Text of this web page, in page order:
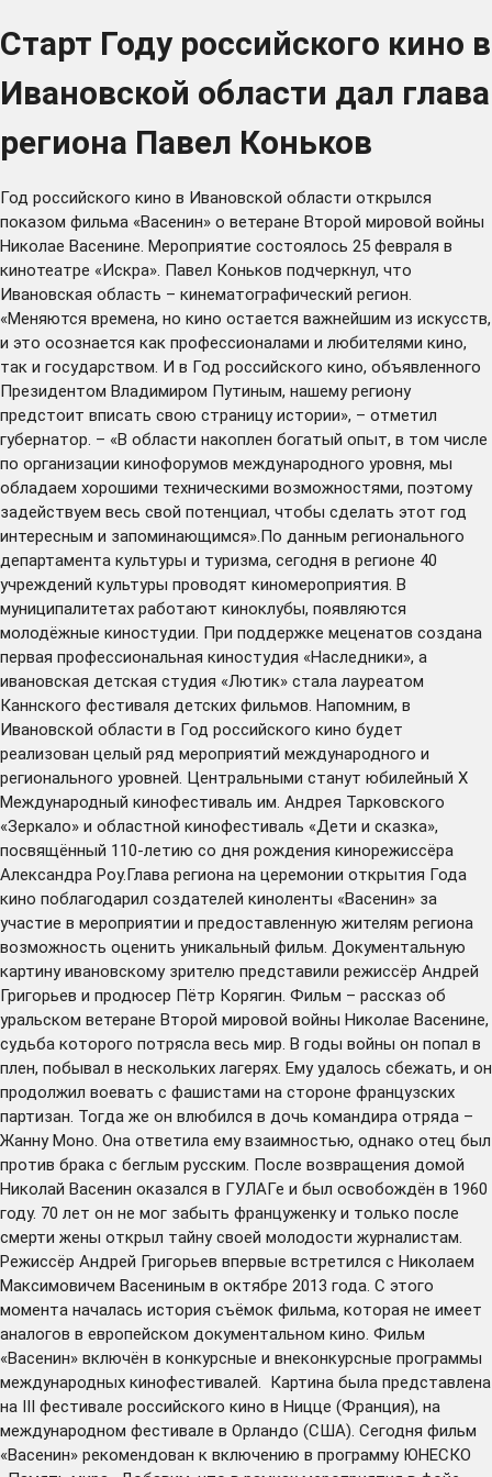
Старт Году российского кино в
Ивановской области дал глава
региона Павел Коньков
Год российского кино в Ивановской области открылся
показом фильма «Васенин» о ветеране Второй мировой войны
Николае Васенине. Мероприятие состоялось 25 февраля в
кинотеатре «Искра». Павел Коньков подчеркнул, что
Ивановская область – кинематографический регион.
«Меняются времена, но кино остается важнейшим из искусств,
и это осознается как профессионалами и любителями кино,
так и государством. И в Год российского кино, объявленного
Президентом Владимиром Путиным, нашему региону
предстоит вписать свою страницу истории», – отметил
губернатор. – «В области накоплен богатый опыт, в том числе
по организации кинофорумов международного уровня, мы
обладаем хорошими техническими возможностями, поэтому
задействуем весь свой потенциал, чтобы сделать этот год
интересным и запоминающимся».По данным регионального
департамента культуры и туризма, сегодня в регионе 40
учреждений культуры проводят киномероприятия. В
муниципалитетах работают киноклубы, появляются
молодёжные киностудии. При поддержке меценатов создана
первая профессиональная киностудия «Наследники», а
ивановская детская студия «Лютик» стала лауреатом
Каннского фестиваля детских фильмов. Напомним, в
Ивановской области в Год российского кино будет
реализован целый ряд мероприятий международного и
регионального уровней. Центральными станут юбилейный X
Международный кинофестиваль им. Андрея Тарковского
«Зеркало» и областной кинофестиваль «Дети и сказка»,
посвящённый 110-летию со дня рождения кинорежиссёра
Александра Роу.Глава региона на церемонии открытия Года
кино поблагодарил создателей киноленты «Васенин» за
участие в мероприятии и предоставленную жителям региона
возможность оценить уникальный фильм. Документальную
картину ивановскому зрителю представили режиссёр Андрей
Григорьев и продюсер Пётр Корягин. Фильм – рассказ об
уральском ветеране Второй мировой войны Николае Васенине,
судьба которого потрясла весь мир. В годы войны он попал в
плен, побывал в нескольких лагерях. Ему удалось сбежать, и он
продолжил воевать с фашистами на стороне французских
партизан. Тогда же он влюбился в дочь командира отряда –
Жанну Моно. Она ответила ему взаимностью, однако отец был
против брака с беглым русским. После возвращения домой
Николай Васенин оказался в ГУЛАГе и был освобождён в 1960
году. 70 лет он не мог забыть француженку и только после
смерти жены открыл тайну своей молодости журналистам.
Режиссёр Андрей Григорьев впервые встретился с Николаем
Максимовичем Васениным в октябре 2013 года. С этого
момента началась история съёмок фильма, которая не имеет
аналогов в европейском документальном кино. Фильм
«Васенин» включён в конкурсные и внеконкурсные программы
международных кинофестивалей. Картина была представлена
на III фестивале российского кино в Ницце (Франция), на
международном фестивале в Орландо (США). Сегодня фильм
«Васенин» рекомендован к включению в программу ЮНЕСКО